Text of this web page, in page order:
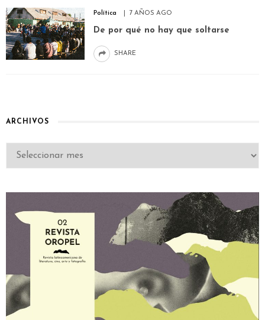
Política 7 AÑOS AGO
De por qué no hay que soltarse
SHARE
ARCHIVOS